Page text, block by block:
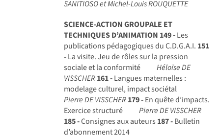
SANITIOSO et Michel-Louis ROUQUETTE
SCIENCE-ACTION GROUPALE ET
TECHNIQUES D’ANIMATION 149 -Les
publications pédagogiques du C.D.G.A.I. 151
-La visite. Jeu de rôles sur la pression
sociale et la conformité
Héloïse DE
VISSCHER161 -Langues maternelles :
modelage culturel, impact sociétal
Pierre DE VISSCHER179 -En quête d’impacts.
Exercice structuré
Pierre DE VISSCHER
185 -Consignes aux auteurs 187 -Bulletin
d’abonnement 2014